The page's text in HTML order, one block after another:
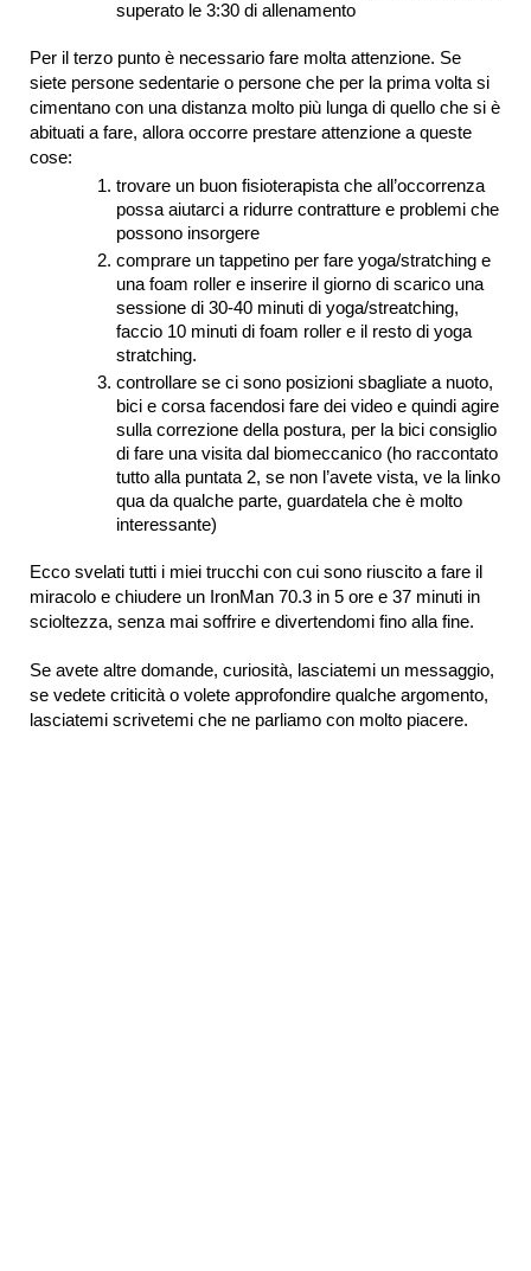
superato le 3:30 di allenamento
Per il terzo punto è necessario fare molta attenzione. Se
siete persone sedentarie o persone che per la prima volta si
cimentano con una distanza molto più lunga di quello che si è
abituati a fare, allora occorre prestare attenzione a queste
cose:
trovare un buon fisioterapista che all’occorrenza
possa aiutarci a ridurre contratture e problemi che
possono insorgere
comprare un tappetino per fare yoga/stratching e
una foam roller e inserire il giorno di scarico una
sessione di 30-40 minuti di yoga/streatching,
faccio 10 minuti di foam roller e il resto di yoga
stratching.
controllare se ci sono posizioni sbagliate a nuoto,
bici e corsa facendosi fare dei video e quindi agire
sulla correzione della postura, per la bici consiglio
di fare una visita dal biomeccanico (ho raccontato
tutto alla puntata 2, se non l’avete vista, ve la linko
qua da qualche parte, guardatela che è molto
interessante)
Ecco svelati tutti i miei trucchi con cui sono riuscito a fare il
miracolo e chiudere un IronMan 70.3 in 5 ore e 37 minuti in
scioltezza, senza mai soffrire e divertendomi fino alla fine.
Se avete altre domande, curiosità, lasciatemi un messaggio,
se vedete criticità o volete approfondire qualche argomento,
lasciatemi scrivetemi che ne parliamo con molto piacere.